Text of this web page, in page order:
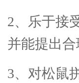
2、乐于接
并能提出合
3、对松鼠